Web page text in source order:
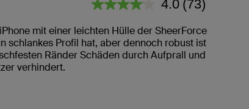
4.0 73
lesen.
Link
auf
derselben
(73)
mit einer leichten Hülle der SheerForce
schlankes Profil hat, aber dennoch robust ist
Ränder Schäden durch Aufprall und
verhindert.